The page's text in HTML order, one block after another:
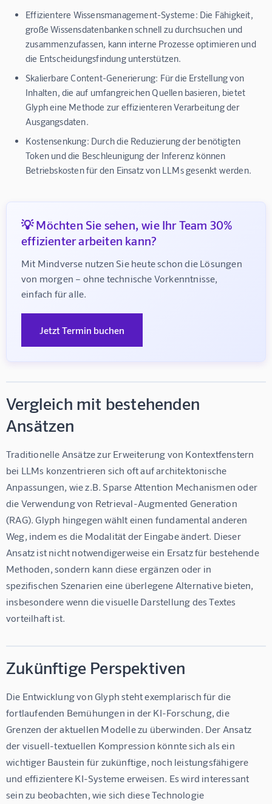
Effizientere Wissensmanagement-Systeme: Die Fähigkeit,
große Wissensdatenbanken schnell zu durchsuchen und
zusammenzufassen, kann interne Prozesse optimieren und
die Entscheidungsfindung unterstützen.
Skalierbare Content-Generierung: Für die Erstellung von
Inhalten, die auf umfangreichen Quellen basieren, bietet
Glyph eine Methode zur effizienteren Verarbeitung der
Ausgangsdaten.
Kostensenkung: Durch die Reduzierung der benötigten
Token und die Beschleunigung der Inferenz können
Betriebskosten für den Einsatz von LLMs gesenkt werden.
💡 Möchten Sie sehen, wie Ihr Team 30%
effizienter arbeiten kann?
Mit Mindverse nutzen Sie heute schon die Lösungen
von morgen – ohne technische Vorkenntnisse,
einfach für alle.
Jetzt Termin buchen
Vergleich mit bestehenden
Ansätzen
Traditionelle Ansätze zur Erweiterung von Kontextfenstern
bei LLMs konzentrieren sich oft auf architektonische
Anpassungen, wie z.B. Sparse Attention Mechanismen oder
die Verwendung von Retrieval-Augmented Generation
(RAG). Glyph hingegen wählt einen fundamental anderen
Weg, indem es die Modalität der Eingabe ändert. Dieser
Ansatz ist nicht notwendigerweise ein Ersatz für bestehende
Methoden, sondern kann diese ergänzen oder in
spezifischen Szenarien eine überlegene Alternative bieten,
insbesondere wenn die visuelle Darstellung des Textes
vorteilhaft ist.
Zukünftige Perspektiven
Die Entwicklung von Glyph steht exemplarisch für die
fortlaufenden Bemühungen in der KI-Forschung, die
Grenzen der aktuellen Modelle zu überwinden. Der Ansatz
der visuell-textuellen Kompression könnte sich als ein
wichtiger Baustein für zukünftige, noch leistungsfähigere
und effizientere KI-Systeme erweisen. Es wird interessant
sein zu beobachten, wie sich diese Technologie